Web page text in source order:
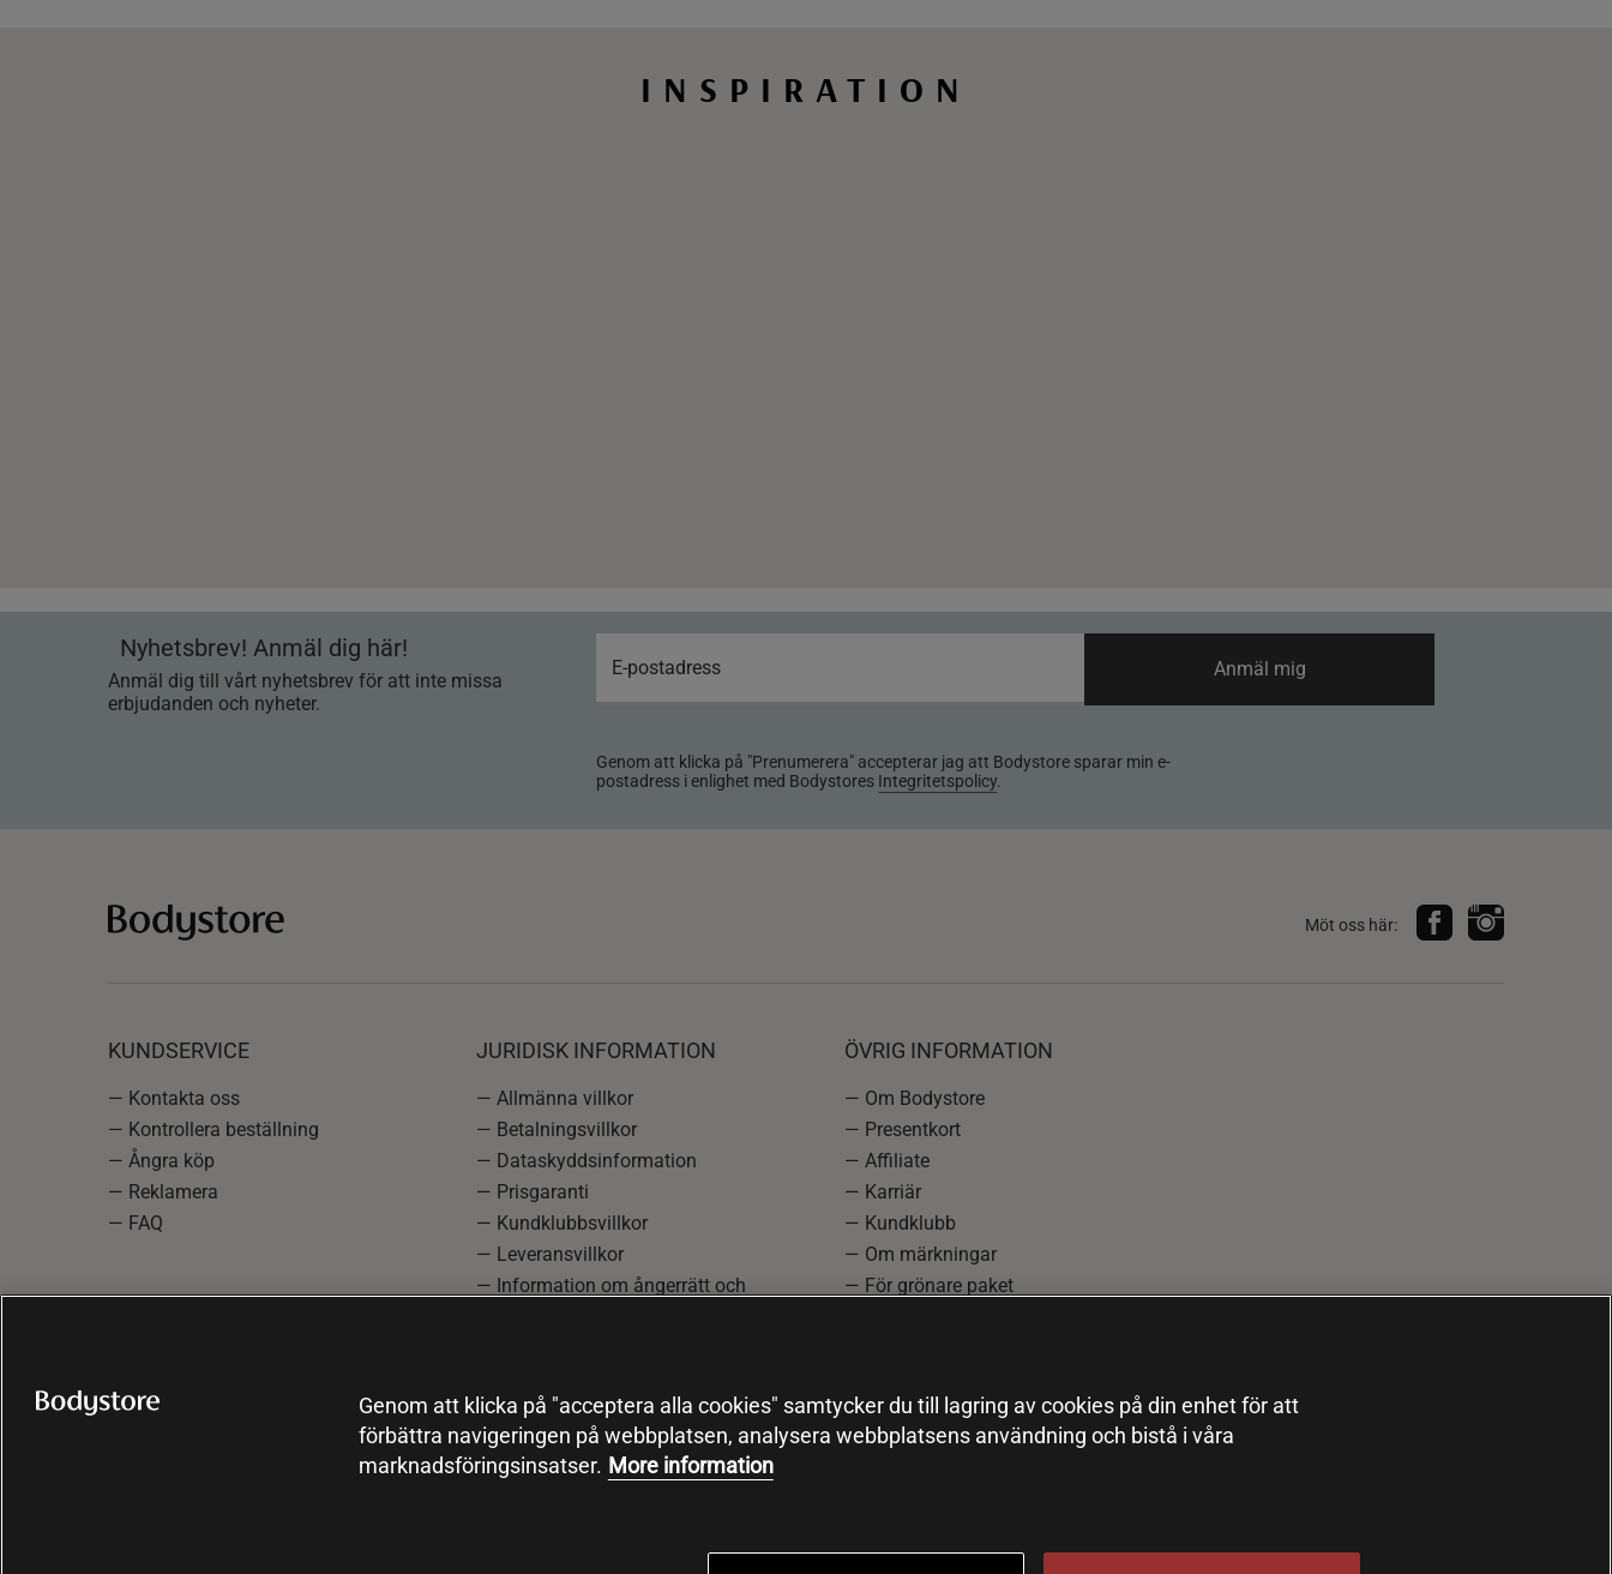
INSPIRATION
Nyhetsbrev! Anmäl dig här!
Anmäl dig till vårt nyhetsbrev för att inte missa
erbjudanden och nyheter.
Genom att klicka på "Prenumerera" accepterar jag att Bodystore sparar min e-
postadress i enlighet med Bodystores Integritetspolicy.
Anmäl mig
Möt oss här:
KUNDSERVICE
— Kontakta oss
— Kontrollera beställning
— Ångra köp
— Reklamera
— FAQ
JURIDISK INFORMATION
— Allmänna villkor
— Betalningsvillkor
— Dataskyddsinformation
— Prisgaranti
— Kundklubbsvillkor
— Leveransvillkor
— Information om ångerrätt och
ÖVRIG INFORMATION
— Om Bodystore
— Presentkort
— Affiliate
— Karriär
— Kundklubb
— Om märkningar
— För grönare paket
Genom att klicka på "acceptera alla cookies" samtycker du till lagring av cookies på din enhet för att
förbättra navigeringen på webbplatsen, analysera webbplatsens användning och bistå i våra
marknadsföringsinsatser. More information